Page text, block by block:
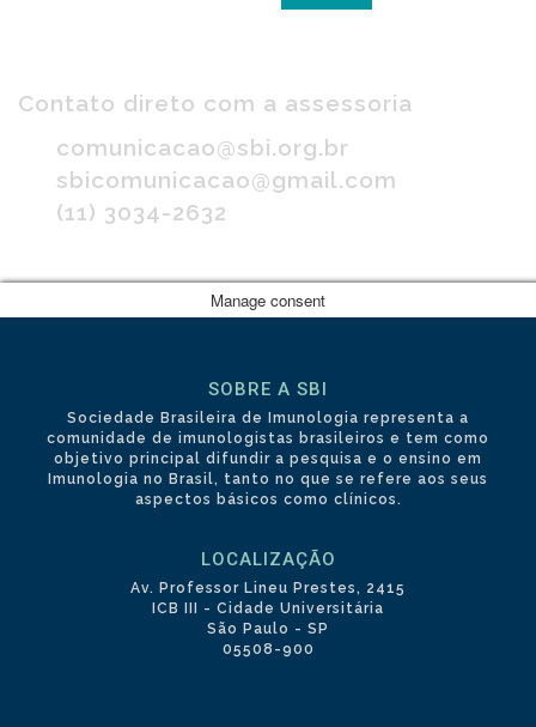
Contato direto com a assessoria
comunicacao@sbi.org.br
sbicomunicacao@gmail.com
(11) 3034-2632
SOBRE A SBI
Sociedade Brasileira de Imunologia representa a
comunidade de imunologistas brasileiros e tem como
objetivo principal difundir a pesquisa e o ensino em
Imunologia no Brasil, tanto no que se refere aos seus
aspectos básicos como clínicos.
LOCALIZAÇÃO
Av. Professor Lineu Prestes, 2415
ICB III - Cidade Universitária
São Paulo - SP
05508-900
Manage consent